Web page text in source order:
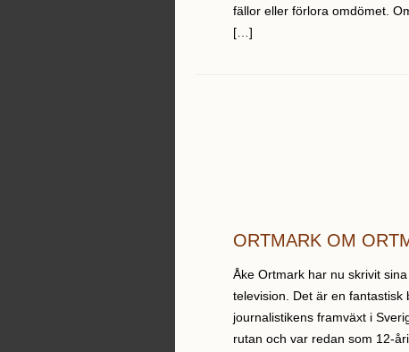
fällor eller förlora omdömet.
[…]
ORTMARK OM
Åke Ortmark har nu skrivit
television. Det är en
journalistikens framväxt i
rutan och var redan som 12-